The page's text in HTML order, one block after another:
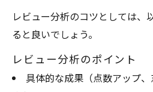
レビュー分析のコツとしては、
ると良いでしょう。
レビュー分析のポイント
具体的な成果（点数アップ